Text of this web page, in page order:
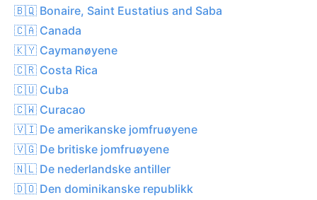
🇧🇶 Bonaire, Saint Eustatius and Saba
🇨🇦 Canada
🇰🇾 Caymanøyene
🇨🇷 Costa Rica
🇨🇺 Cuba
🇨🇼 Curacao
🇻🇮 De amerikanske jomfruøyene
🇻🇬 De britiske jomfruøyene
🇳🇱 De nederlandske antiller
🇩🇴 Den dominikanske republikk